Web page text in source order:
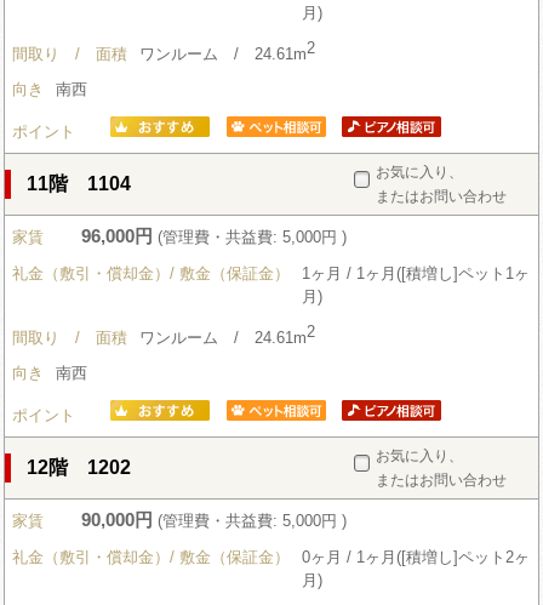
月)
間取り / 面積 ワンルーム / 24.61m2
向き 南西
ポイント
お気に入り、
またはお問い合わせ
11階 1104
家賃 96,000円 (管理費・共益費: 5,000円 )
礼金（敷引・償却金）/ 敷金（保証金）
1ヶ月 / 1ヶ月([積増し]ペット1ヶ
月)
間取り / 面積 ワンルーム / 24.61m2
向き 南西
ポイント
お気に入り、
またはお問い合わせ
12階 1202
家賃 90,000円 (管理費・共益費: 5,000円 )
礼金（敷引・償却金）/ 敷金（保証金）
0ヶ月 / 1ヶ月([積増し]ペット2ヶ
月)